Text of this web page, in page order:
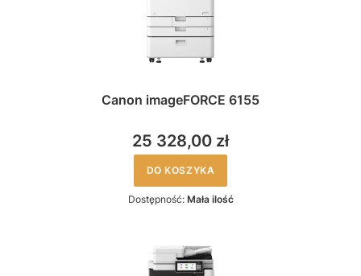
Canon imageFORCE 6155
25 328,00 zł
DO KOSZYKA
Dostępność: Mała ilość